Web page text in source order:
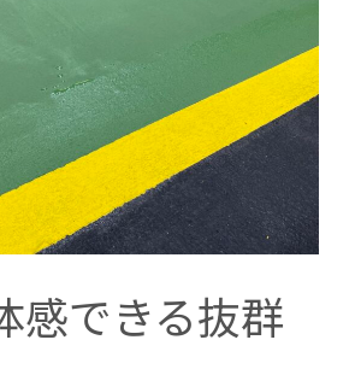
感できる抜群